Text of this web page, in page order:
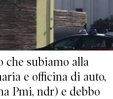
che subiamo alla
e officina di auto,
Pmi, ndr) e debbo